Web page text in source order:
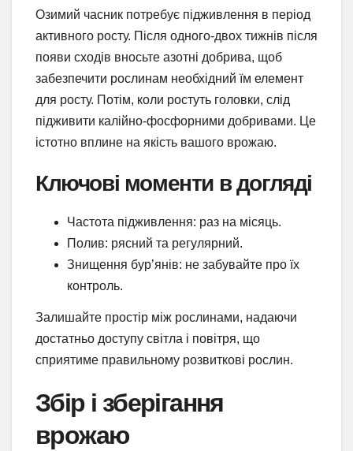
Озимий часник потребує підживлення в період
активного росту. Після одного-двох тижнів після
появи сходів вносьте азотні добрива, щоб
забезпечити рослинам необхідний їм елемент
для росту. Потім, коли ростуть головки, слід
підживити калійно-фосфорними добривами. Це
істотно вплине на якість вашого врожаю.
Ключові моменти в догляді
Частота підживлення: раз на місяць.
Полив: рясний та регулярний.
Знищення бур’янів: не забувайте про їх
контроль.
Залишайте простір між рослинами, надаючи
достатньо доступу світла і повітря, що
сприятиме правильному розвиткові рослин.
Збір і зберігання
врожаю